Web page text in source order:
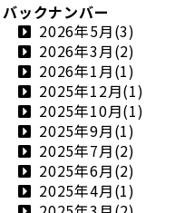
バックナンバー
2026年5月(3)
2026年3月(2)
2026年1月(1)
2025年12月(1)
2025年10月(1)
2025年9月(1)
2025年7月(2)
2025年6月(2)
2025年4月(1)